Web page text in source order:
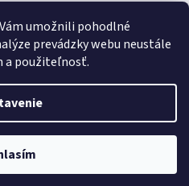
umožnili pohodlné
prevádzky webu neustále
a použiteľnosť.
. Všetky práva vyhradené.Upraviť
cookies